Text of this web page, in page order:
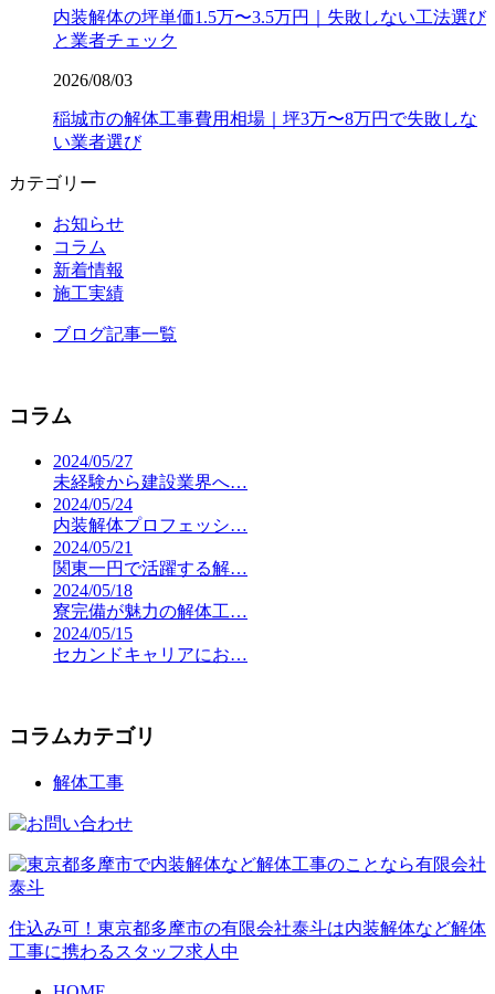
内装解体の坪単価1.5万〜3.5万円｜失敗しない工法選び
と業者チェック
2026/08/03
稲城市の解体工事費用相場｜坪3万〜8万円で失敗しな
い業者選び
カテゴリー
お知らせ
コラム
新着情報
施工実績
ブログ記事一覧
コラム
2024/05/27
未経験から建設業界へ…
2024/05/24
内装解体プロフェッシ…
2024/05/21
関東一円で活躍する解…
2024/05/18
寮完備が魅力の解体工…
2024/05/15
セカンドキャリアにお…
コラムカテゴリ
解体工事
住込み可！東京都多摩市の有限会社泰斗は内装解体など解体
工事に携わるスタッフ求人中